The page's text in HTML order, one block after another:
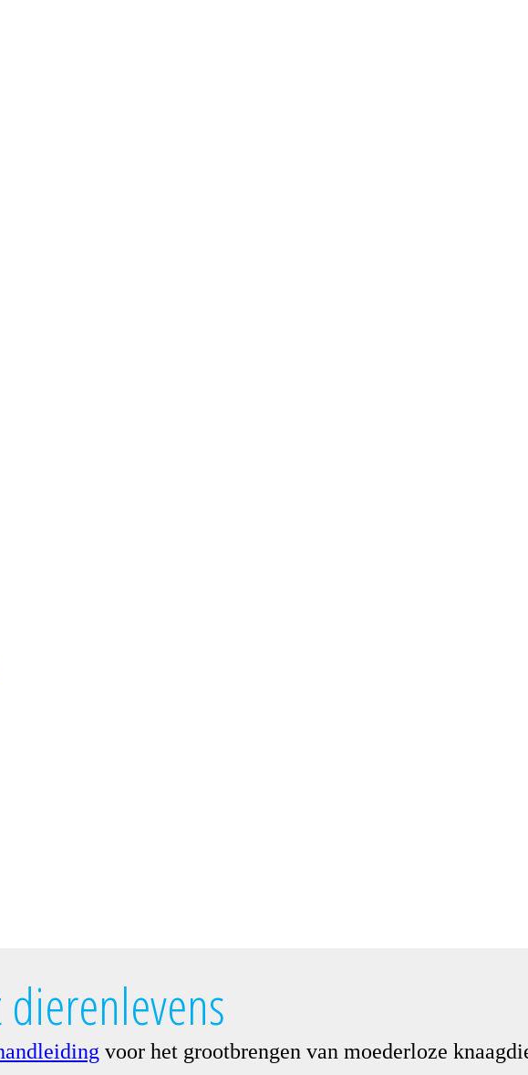
voor het grootbrengen van moederloze